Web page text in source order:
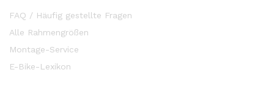
FAQ / Häufig gestellte Fragen
Alle Rahmengrößen
Montage-Service
E-Bike-Lexikon